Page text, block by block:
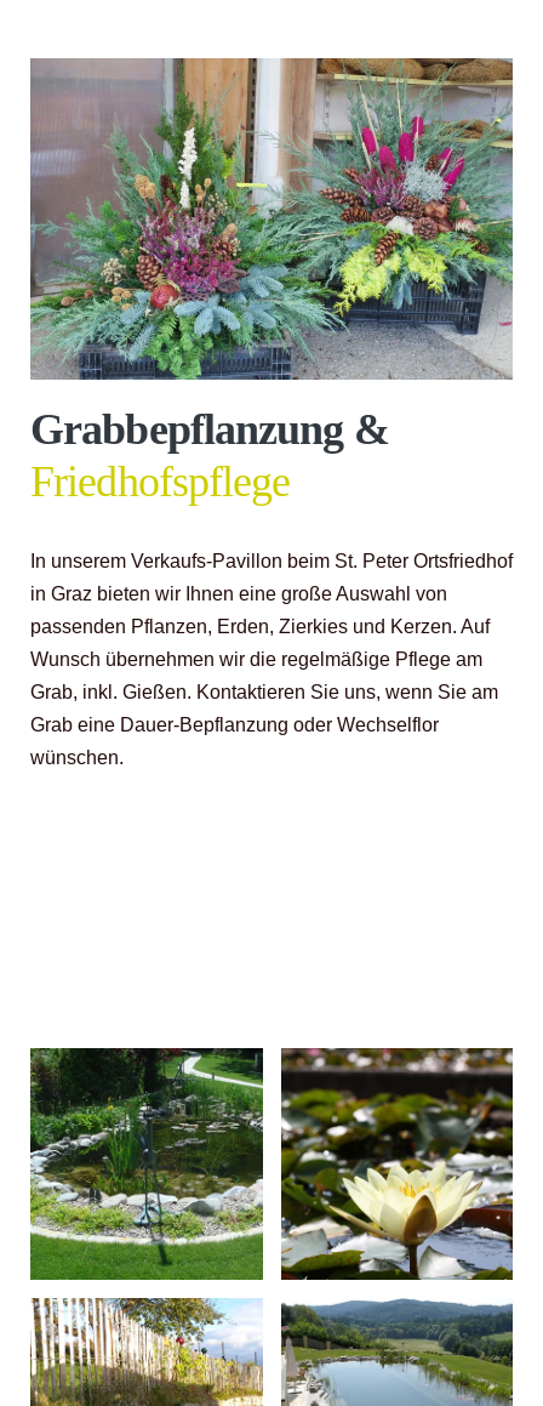
Grabbepflanzung &
Friedhofspflege
In unserem Verkaufs-Pavillon beim St. Peter Ortsfriedhof
in Graz bieten wir Ihnen eine große Auswahl von
passenden Pflanzen, Erden, Zierkies und Kerzen. Auf
Wunsch übernehmen wir die regelmäßige Pflege am
Grab, inkl. Gießen. Kontaktieren Sie uns, wenn Sie am
Grab eine Dauer-Bepflanzung oder Wechselflor
wünschen.